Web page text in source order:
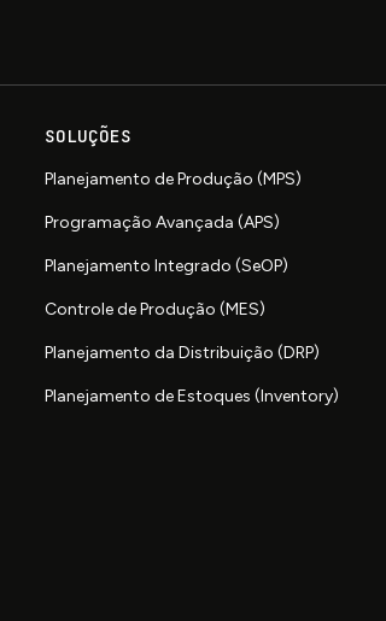
SOLUÇÕES
Planejamento de Produção (MPS)
Programação Avançada (APS)
Planejamento Integrado (SeOP)
Controle de Produção (MES)
Planejamento da Distribuição (DRP)
Planejamento de Estoques (Inventory)